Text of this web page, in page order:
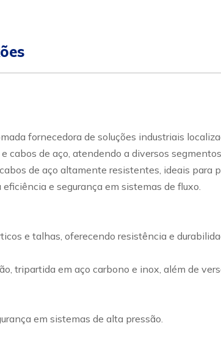
fornecedora de soluções industriais
cabos de aço, atendendo a diversos
de aço altamente resistentes, ideais
e segurança em sistemas de fluxo.
e talhas, oferecendo resistência e
tripartida em aço carbono e inox, além de
em sistemas de alta pressão.